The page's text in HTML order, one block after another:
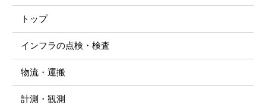
トップ
インフラの点検・検査
物流・運搬
計測・観測